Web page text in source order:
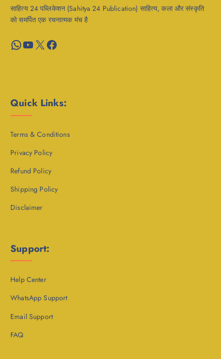
साहित्य 24 पब्लिकेशन (Sahitya 24 Publication) साहित्य, कला और संस्कृति
को समर्पित एक रचनात्मक मंच है
WhatsApp YouTube X Facebook
Quick Links:
Terms & Conditions
Privacy Policy
Refund Policy
Shipping Policy
Disclaimer
Support:
Help Center
WhatsApp Support
Email Support
FAQ